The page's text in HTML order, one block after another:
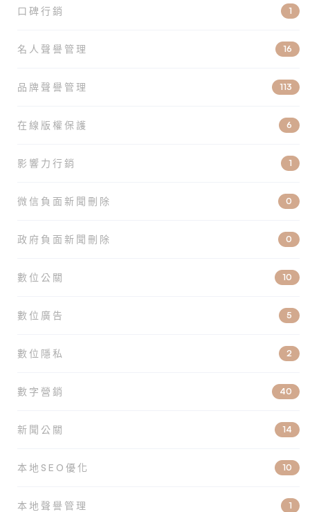
口碑行銷 1
名人聲譽管理 16
品牌聲譽管理 113
在線版權保護 6
影響力行銷 1
微信負面新聞刪除 0
政府負面新聞刪除 0
數位公關 10
數位廣告 5
數位隱私 2
數字營銷 40
新聞公關 14
本地SEO優化 10
本地聲譽管理 1